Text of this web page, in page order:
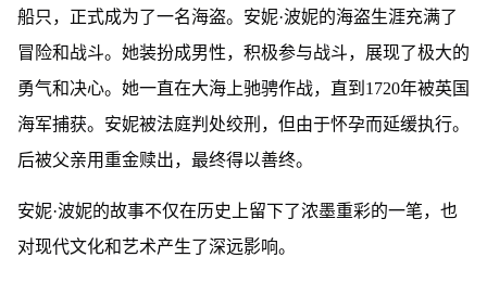
船只，正式成为了一名海盗。安妮·波妮的海盗生涯充满了
冒险和战斗。她装扮成男性，积极参与战斗，展现了极大的
勇气和决心。她一直在大海上驰骋作战，直到1720年被英国
海军捕获。安妮被法庭判处绞刑，但由于怀孕而延缓执行。
后被父亲用重金赎出，最终得以善终。
安妮·波妮的故事不仅在历史上留下了浓墨重彩的一笔，也
对现代文化和艺术产生了深远影响。